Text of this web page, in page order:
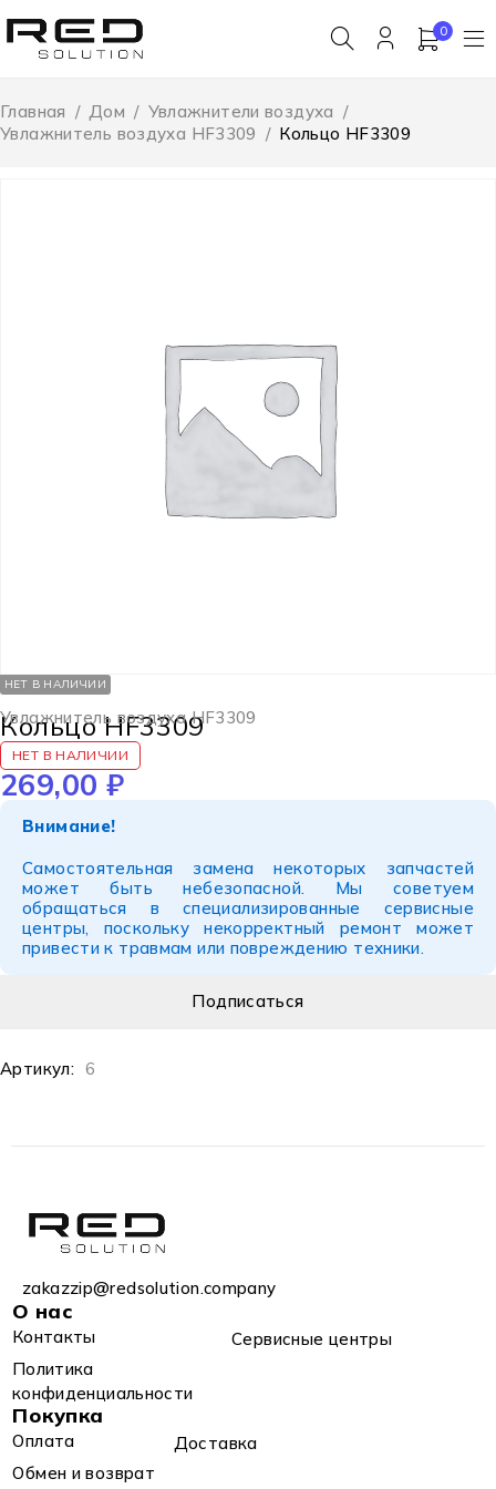
0
Главная / Дом / Увлажнители воздуха /
Увлажнитель воздуха HF3309 / Кольцо HF3309
НЕТ В НАЛИЧИИ
Увлажнитель воздуха HF3309
Кольцо HF3309
НЕТ В НАЛИЧИИ
269,00 ₽
Внимание!
Самостоятельная замена некоторых запчастей
может быть небезопасной. Мы советуем
обращаться в специализированные сервисные
центры, поскольку некорректный ремонт может
привести к травмам или повреждению техники.
Артикул: 6
zakazzip@redsolution.company
О нас
Контакты
Сервисные центры
Политика
конфиденциальности
Покупка
Оплата
Доставка
Обмен и возврат